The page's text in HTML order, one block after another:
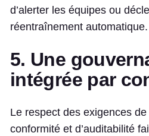
d’alerter les équipes ou
réentraînement automatique.
5. Une
intégrée par
Le respect des exigences
conformité et d’auditabilité